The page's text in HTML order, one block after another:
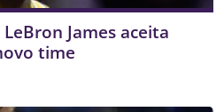
James aceita
time